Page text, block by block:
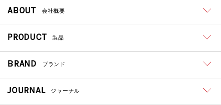
ABOUT 会社概要
PRODUCT 製品
BRAND ブランド
JOURNAL ジャーナル